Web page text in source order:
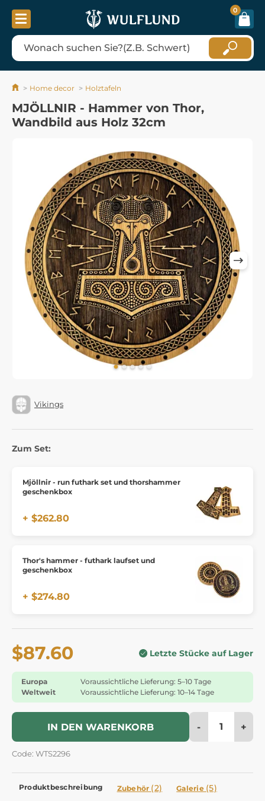
0
Home decor Holztafeln
MJÖLLNIR - Hammer von Thor,
Wandbild aus Holz 32cm
Vikings
Zum Set:
Mjöllnir - run futhark set und thorshammer
geschenkbox
+ $262.80
Thor's hammer - futhark laufset und
geschenkbox
+ $274.80
$87.60 Letzte Stücke auf Lager
Europa
Voraussichtliche Lieferung: 5–10 Tage
Weltweit
Voraussichtliche Lieferung: 10–14 Tage
IN DEN WARENKORB - +
Code: WTS2296
Produktbeschreibung Zubehör (2) Galerie (5)